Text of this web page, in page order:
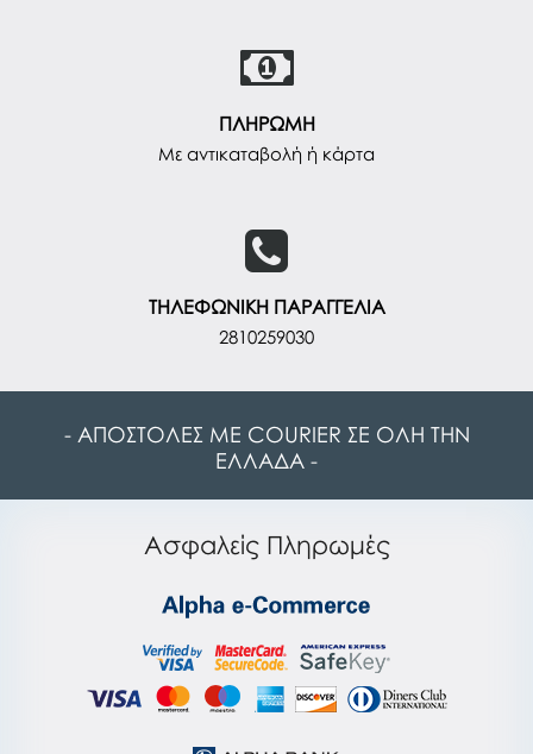
ΠΛΗΡΩΜΗ
Με αντικαταβολή ή κάρτα
ΤΗΛΕΦΩΝΙΚΗ ΠΑΡΑΓΓΕΛΙΑ
2810259030
- ΑΠΟΣΤΟΛΕΣ ΜΕ COURIER ΣΕ ΟΛΗ ΤΗΝ
ΕΛΛΑΔΑ -
Ασφαλείς Πληρωμές